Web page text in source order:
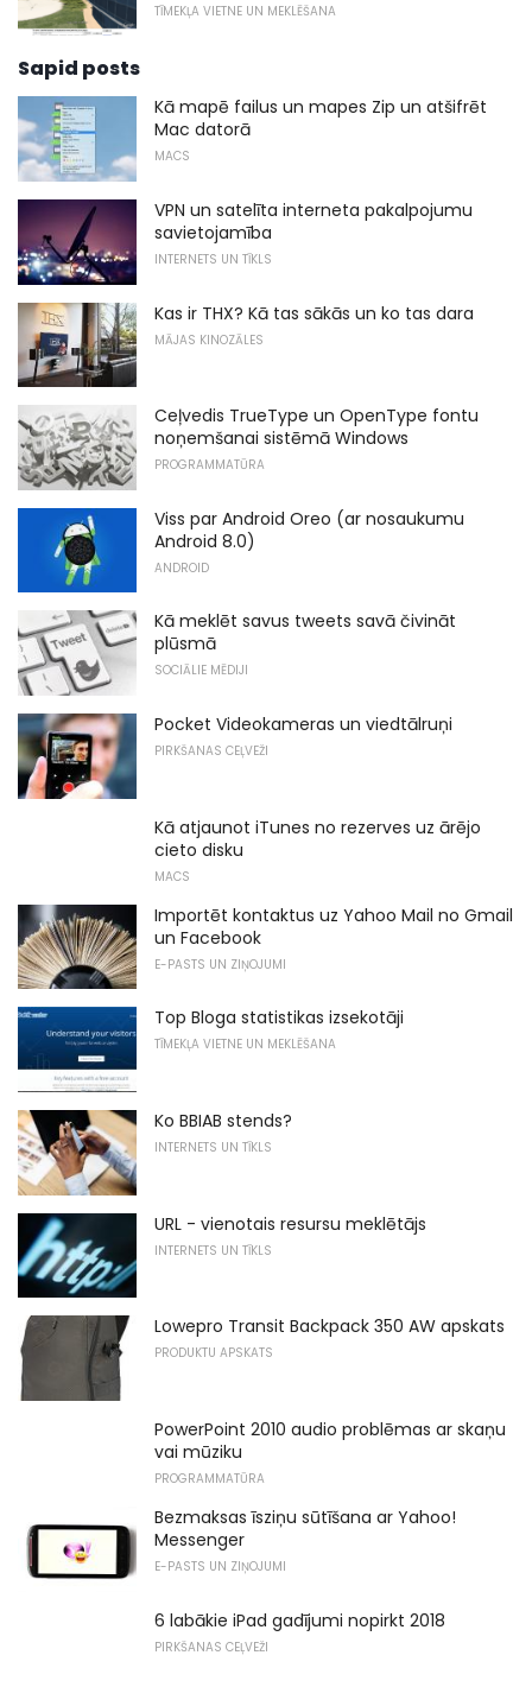
TĪMEKĻA VIETNE UN MEKLĒŠANA
Sapid posts
Kā mapē failus un mapes Zip un atšifrēt
Mac datorā
MACS
VPN un satelīta interneta pakalpojumu
savietojamība
INTERNETS UN TĪKLS
Kas ir THX? Kā tas sākās un ko tas dara
MĀJAS KINOZĀLES
Ceļvedis TrueType un OpenType fontu
noņemšanai sistēmā Windows
PROGRAMMATŪRA
Viss par Android Oreo (ar nosaukumu
Android 8.0)
ANDROID
Kā meklēt savus tweets savā čivināt
plūsmā
SOCIĀLIE MĒDIJI
Pocket Videokameras un viedtālruņi
PIRKŠANAS CEĻVEŽI
Kā atjaunot iTunes no rezerves uz ārējo
cieto disku
MACS
Importēt kontaktus uz Yahoo Mail no Gmail
un Facebook
E-PASTS UN ZIŅOJUMI
Top Bloga statistikas izsekotāji
TĪMEKĻA VIETNE UN MEKLĒŠANA
Ko BBIAB stends?
INTERNETS UN TĪKLS
URL - vienotais resursu meklētājs
INTERNETS UN TĪKLS
Lowepro Transit Backpack 350 AW apskats
PRODUKTU APSKATS
PowerPoint 2010 audio problēmas ar skaņu
vai mūziku
PROGRAMMATŪRA
Bezmaksas īsziņu sūtīšana ar Yahoo!
Messenger
E-PASTS UN ZIŅOJUMI
6 labākie iPad gadījumi nopirkt 2018
PIRKŠANAS CEĻVEŽI